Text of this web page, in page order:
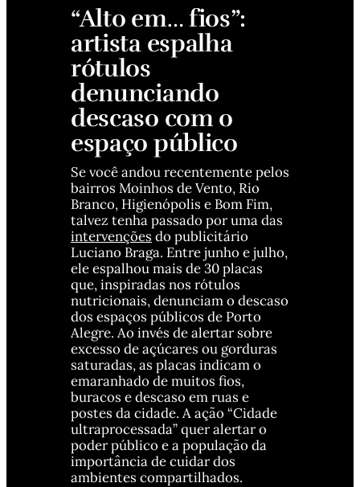
“Alto em… fios”:
artista espalha
rótulos
denunciando
descaso com o
espaço público
Se você andou recentemente pelos
bairros Moinhos de Vento, Rio
Branco, Higienópolis e Bom Fim,
intervenções do publicitário
Luciano Braga. Entre junho e julho,
ele espalhou mais de 30 placas
que, inspiradas nos rótulos
nutricionais, denunciam o descaso
dos espaços públicos de Porto
Alegre. Ao invés de alertar sobre
excesso de açúcares ou gorduras
saturadas, as placas indicam o
emaranhado de muitos fios,
buracos e descaso em ruas e
postes da cidade. A ação “Cidade
ultraprocessada” quer alertar o
poder público e a população da
importância de cuidar dos
ambientes compartilhados.